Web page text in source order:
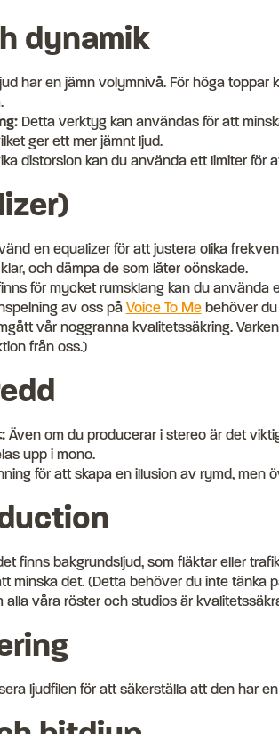
dynamik
har en jämn volymnivå. För höga toppar
Detta verktyg kan användas för att
ger ett mer jämnt ljud.
distorsion kan du använda ett limiter för
en equalizer för att justera olika
och dämpa de som låter oönskade.
för mycket rumsklang kan du använda
av oss på Voice To Mebehöver du
vår noggranna kvalitetssäkring.
från oss.)
Även om du producerar i stereo är det
upp i mono.
för att skapa en illusion av rymd, men
finns bakgrundsljud, som fläktar eller
minska det. (Detta behöver du inte tänka
våra röster och studios är
ljudfilen för att säkerställa att den har